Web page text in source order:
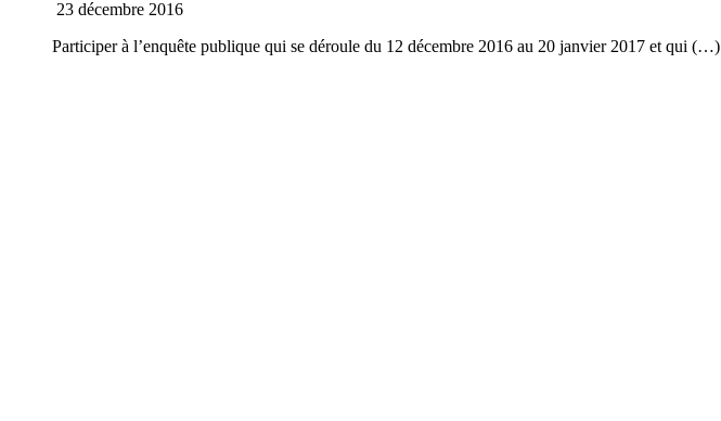
23 décembre 2016
Participer à l’enquête publique qui se déroule du 12 décembre 2016 au 20 janvier 2017 et qui (…)